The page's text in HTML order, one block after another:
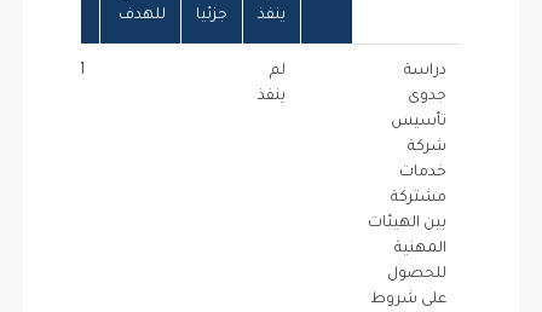
ينفذ
جزئيا
للهدف
دراسة
جدوى
تأسيس
شركة
خدمات
مشتركة
بين الهيئات
المهنية
للحصول
على شروط
ينفذ